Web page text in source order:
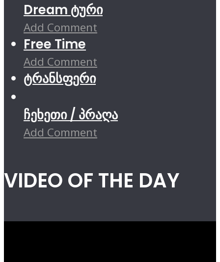
Dream ტური
Add Comment
Free Time
Add Comment
ტრანსფერი
ჩეხეთი / პრაღა
Add Comment
VIDEO OF THE DAY